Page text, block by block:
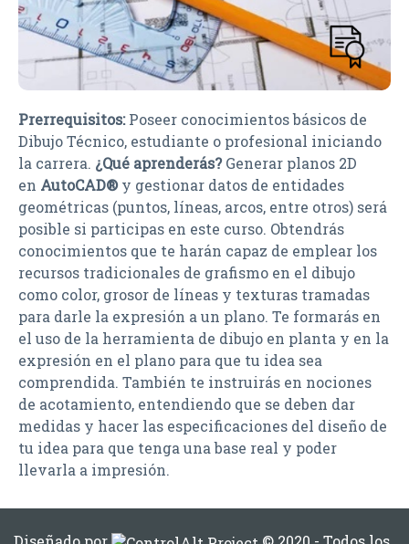
Prerrequisitos:Poseer conocimientos básicos de
Dibujo Técnico, estudiante o profesional iniciando
la carrera. ¿Qué aprenderás?Generar planos 2D
en AutoCAD®y gestionar datos de entidades
geométricas (puntos, líneas, arcos, entre otros) será
posible si participas en este curso. Obtendrás
conocimientos que te harán capaz de emplear los
recursos tradicionales de grafismo en el dibujo
como color, grosor de líneas y texturas tramadas
para darle la expresión a un plano. Te formarás en
el uso de la herramienta de dibujo en planta y en la
expresión en el plano para que tu idea sea
comprendida. También te instruirás en nociones
de acotamiento, entendiendo que se deben dar
medidas y hacer las especificaciones del diseño de
tu idea para que tenga una base real y poder
llevarla a impresión.